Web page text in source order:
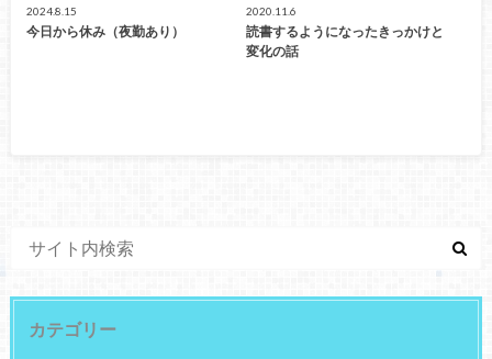
2024.8.15
今日から休み（夜勤あり）
2020.11.6
読書するようになったきっかけと
変化の話
カテゴリー